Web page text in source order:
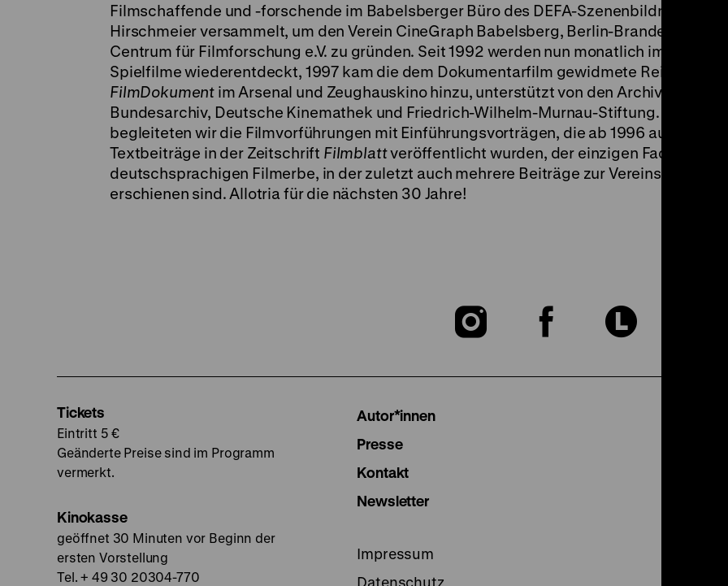
Filmschaffende und -forschende im Babelsberger Büro des DEFA-Szenenbildners Alfred
Hirschmeier versammelt, um den Verein CineGraph Babelsberg, Berlin-
Centrum für Filmforschung e.V. zu gründen. Seit 1992 werden nun monatlich im
Spielfilme wiederentdeckt, 1997 kam die dem Dokumentarfilm gewidmete Reihe
FilmDokument im Arsenal und Zeughauskino hinzu, unterstützt von den Archivpartnern
Bundesarchiv, Deutsche Kinemathek und Friedrich-Wilhelm-Murnau-Stiftung. Von
begleiteten wir die Filmvorführungen mit Einführungsvorträgen, die ab 1996 auch als
Textbeiträge in der Zeitschrift Filmblattveröffentlicht wurden, der einzigen
deutschsprachigen Filmerbe, in der zuletzt auch mehrere Beiträge zur
erschienen sind. Allotria für die nächsten 30 Jahre!
Zu
Zu
Zu
Tickets
Eintritt 5 €
Geänderte Preise sind im Programm
vermerkt.
Kinokasse
geöffnet 30 Minuten vor Beginn der
ersten Vorstellung
Tel. + 49 30 20304-770
Autor*innen
Presse
Kontakt
Newsletter
Impressum
Datenschutz